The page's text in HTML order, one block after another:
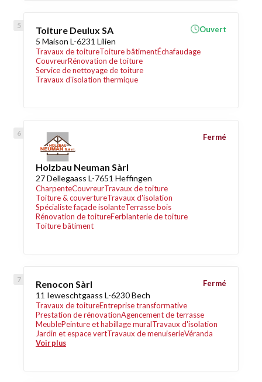
Toiture Deulux SA
5 Maison L-6231 Lilien
Travaux de toitureToiture bâtimentÉchafaudage
CouvreurRénovation de toiture
Service de nettoyage de toiture
Travaux d'isolation thermique
Ouvert
Holzbau Neuman Sàrl
27 Dellegaass L-7651 Heffingen
CharpenteCouvreurTravaux de toiture
Toiture & couvertureTravaux d'isolation
Spécialiste façade isolanteTerrasse bois
Rénovation de toitureFerblanterie de toiture
Toiture bâtiment
Fermé
Renocon Sàrl
11 Ieweschtgaass L-6230 Bech
Travaux de toitureEntreprise transformative
Prestation de rénovationAgencement de terrasse
MeublePeinture et habillage muralTravaux d'isolation
Jardin et espace vertTravaux de menuiserieVéranda
Voir plus
Fermé